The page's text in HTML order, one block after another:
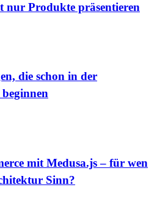
nur Produkte präsentieren
die schon in der
mit Medusa.js – für wen
Sinn?